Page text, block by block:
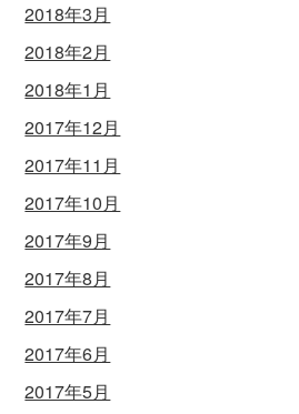
2018年3月
2018年2月
2018年1月
2017年12月
2017年11月
2017年10月
2017年9月
2017年8月
2017年7月
2017年6月
2017年5月